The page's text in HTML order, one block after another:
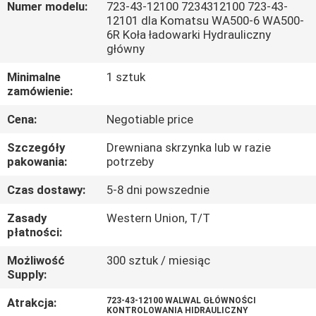
WYCIECZKA
FABRYCE
KONTROLA
JAKOŚCI
SKONTAKTUJ
SIĘ
Z
NAMI
Numer modelu:
723-43-12100 7234312100 723-43-
12101 dla Komatsu WA500-6 WA500-
6R Koła ładowarki Hydrauliczny
główny
Minimalne
zamówienie:
1 sztuk
Cena:
Negotiable price
Szczegóły
pakowania:
Drewniana skrzynka lub w razie
potrzeby
Czas dostawy:
5-8 dni powszednie
Zasady
płatności:
Western Union, T/T
Możliwość
Supply:
300 sztuk / miesiąc
Atrakcja:
723-43-12100 WALWAL GŁÓWNOŚCI
KONTROLOWANIA HIDRAULICZNY